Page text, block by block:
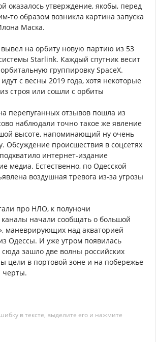
оказалось утверждение, якобы, перед
то образом возникла картина запуска
Маска.
на орбиту новую партию из 53
Starlink. Каждый спутник весит
группировку SpaceX.
с весны 2019 года, хотя некоторые
строя или сошли с орбиты
перепуганных отзывов пошла из
наблюдали точно такое же явление
высоте, напоминающий ну очень
Обсуждение происшествия в соцсетях
интернет-издание
медиа. Естественно, по Одесской
воздушная тревога из-за угрозы
про НЛО, к полуночи
начали сообщать о большой
маневрирующих над акваторией
Одессы. И уже утром появилась
зашло две волны российских
цели в портовой зоне и на побережье
черты.
в тексте, выделите его и нажмите